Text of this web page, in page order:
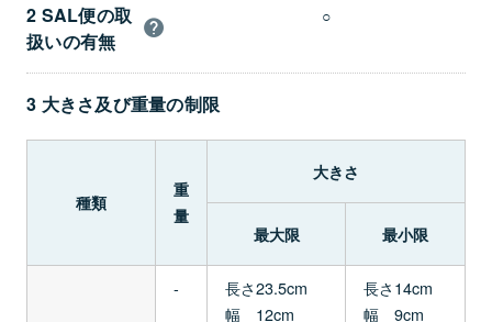
2 SAL便の取
扱いの有無
○
3 大きさ及び重量の制限
種類
重
量
大きさ
最大限 最小限
-
長さ23.5cm
幅 12cm
長さ14cm
幅 9cm